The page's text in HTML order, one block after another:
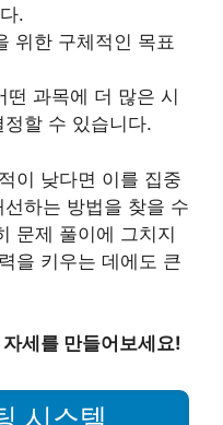
.
위한 구체적인 목표
떤 과목에 더 많은 시
할 수 있습니다.
이 낮다면 이를 집중
하는 방법을 찾을 수
문제 풀이에 그치지
을 키우는 데에도 큰
세를 만들어보세요!
시스템